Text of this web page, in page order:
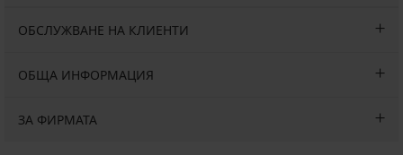
ОБСЛУЖВАНЕ НА КЛИЕНТИ
ОБЩА ИНФОРМАЦИЯ
ЗА ФИРМАТА